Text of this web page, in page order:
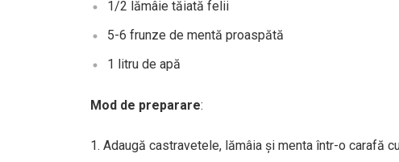
1/2 lămâie tăiată felii
5-6 frunze de mentă proaspătă
1 litru de apă
Mod de preparare:
Adaugă castravetele, lămâia și menta într-o carafă